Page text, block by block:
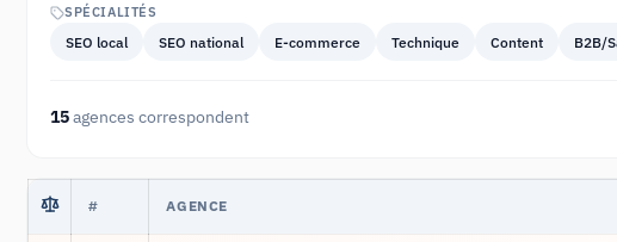
SPÉCIALITÉS
SEO local SEO national E-commerce Technique Content B2B/
15agences correspondent
# AGENCE